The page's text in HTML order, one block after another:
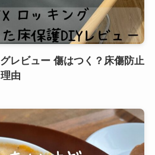
レビュー 傷はつく？床傷防止
由